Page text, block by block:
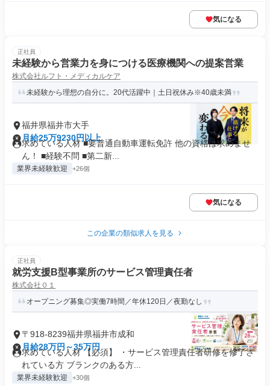
気になる
正社員
未経験から営業力を身につける医療機関への提案営業
株式会社ルフト・メディカルケア
未経験から理想の自分に。20代活躍中｜土日祝休み※40歳未満
福井県福井市大手
月給25万9230円以上
求めている人材 ■要普通自動車運転免許 他の資格は求めませ
ん！ ■経験不問 ■第二新...
業界未経験歓迎 +26個
気になる
この企業の類似求人を見る
正社員
就労支援B型事業所のサービス管理責任者
株式会社０１
オープニング募集◎実働7時間／年休120日／夜勤なし
〒918-8239福井県福井市成和
月給28万円～35万円
求めている人材 【必須】 ・サービス管理責任者研修を修了さ
れている方 ブランクのある方...
業界未経験歓迎 +30個